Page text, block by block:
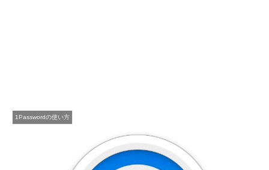
1Passwordの使い方